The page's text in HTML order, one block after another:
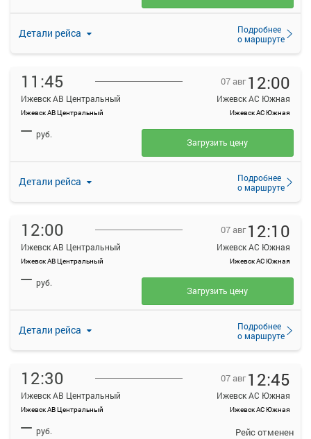
Детали рейса
Подробнее
о маршруте
11:45
Ижевск АВ Центральный
Ижевск АВ Центральный
07 авг 12:00
Ижевск АС Южная
Ижевск АС Южная
Детали рейса
Подробнее
о маршруте
— руб.
Загрузить цену
12:00
Ижевск АВ Центральный
Ижевск АВ Центральный
07 авг 12:10
Ижевск АС Южная
Ижевск АС Южная
Детали рейса
Подробнее
о маршруте
— руб.
Загрузить цену
12:30
Ижевск АВ Центральный
Ижевск АВ Центральный
07 авг 12:45
Ижевск АС Южная
Ижевск АС Южная
— руб. Рейс отменен